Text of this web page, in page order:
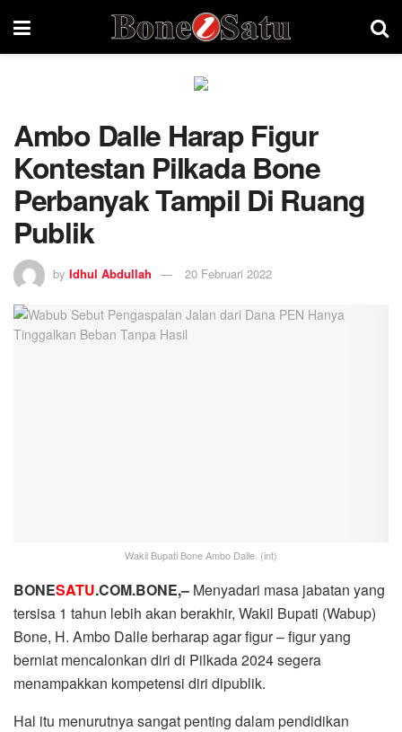
Ambo Dalle Harap Figur
Kontestan Pilkada Bone
Perbanyak Tampil Di Ruang
Publik
by Idhul Abdullah 20 Februari 2022
Wakil Bupati Bone Ambo Dalle. (int)
BONESATU.COM.BONE,– Menyadari masa jabatan yang
tersisa 1 tahun lebih akan berakhir, Wakil Bupati (Wabup)
Bone, H. Ambo Dalle berharap agar figur – figur yang
berniat mencalonkan diri di Pilkada 2024 segera
menampakkan kompetensi diri dipublik.
Hal itu menurutnya sangat penting dalam pendidikan